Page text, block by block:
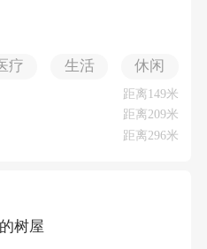
疗 生活 休闲
距离149米
距离209米
距离296米
树屋